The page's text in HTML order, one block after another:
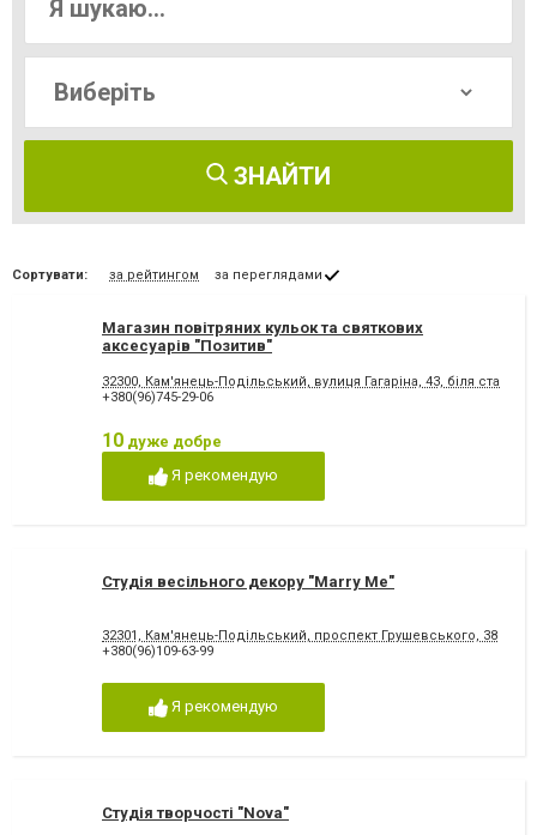
ЗНАЙТИ
Сортувати: за рейтингом за переглядами
Магазин повітряних кульок та святкових
аксесуарів "Позитив"
32300, Кам'янець-Подільський, вулиця Гагаріна, 43, біля
+380(96)745-29-06
10 дуже добре
Я рекомендую
Студія весільного декору "Marry Me"
32301, Кам'янець-Подільський, проспект Грушевського, 38
+380(96)109-63-99
Я рекомендую
Студія творчості "Nova"